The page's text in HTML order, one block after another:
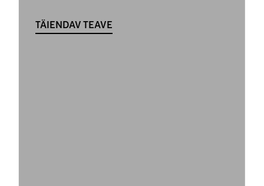
TÄIENDAV TEAVE